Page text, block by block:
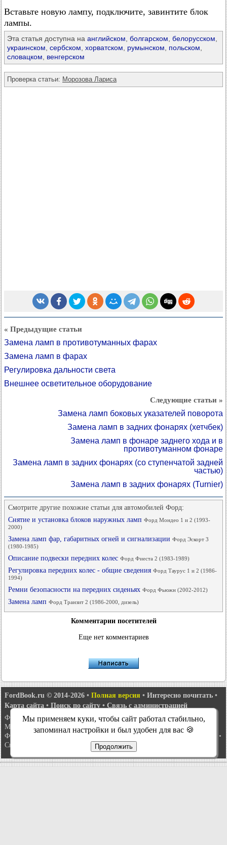
Вставьте новую лампу, подключите, завинтите блок
лампы.
Эта статья доступна на английском болгарском белорусском
украинском сербском хорватском румынском польском
словацком
венгерском
Проверка статьи: Морозова Лариса
« Предыдущие статьи
Замена ламп в противотуманных фарах
Замена ламп в фарах
Регулировка дальности света
Внешнее осветительное оборудование
Следующие статьи »
Замена ламп боковых указателей поворота
Замена ламп в задних фонарях (хетчбек)
Замена ламп в фонаре заднего хода и в
противотуманном фонаре
Замена ламп в задних фонарях (со ступенчатой задней
частью)
Замена ламп в задних фонарях (Turnier)
Смотрите другие похожие статьи для автомобилей Форд:
Снятие и установка блоков наружных ламп Форд Мондео 1 и 2 (1993-
2000)
Замена ламп фар, габаритных огней и сигнализации Форд Эскорт 3
(1980-1985)
Описание подвески передних колес Форд Фиеста 2 (1983-1989)
Регулировка передних колес - общие сведения Форд Таурус 1 и 2 (1986-
1994)
Ремни безопасности на передних сиденьях Форд Фьюжн (2002-2012)
Замена ламп Форд Транзит 2 (1986-2000, дизель)
Комментарии посетителей
Еще нет комментариев
FordBook.ru © 2014-2026 • Полная версия • Интересно почитать •
Карта сайта • Поиск по сайту • Связь с администрацией
Фокус 1• Фокус Турнир 1•Фокус 2•Мондео 1•Мондео 1 и 2•
Мондео 2•Мондео 3•Мондео 4•Эскорт 3•Эскорт 4 •Эскорт 5
Фиеста 2
Таурус 1 и 2 Фьюжн • Скорпио 1
•
Сиерра
Мы применяем куки, чтобы сайт работал стабильно,
запоминал настройки и был удобен для вас 🍪
Продолжить